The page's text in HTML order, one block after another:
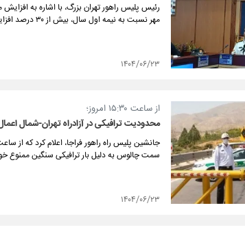
رئیس پلیس راهور تهران بزرگ، با اشاره به
مهر نسبت به نیمه اول سال، بیش از ۳۰ درصد افزایش ترافیک خواهیم داشت.
۱۴۰۴/۰۶/۲۳
از ساعت ۱۵:۳۰ امروز؛
محدودیت ترافیکی در آزادراه تهران-شمال
سمت چالوس به دلیل بار ترافیکی سنگین ممنوع
۱۴۰۴/۰۶/۲۳